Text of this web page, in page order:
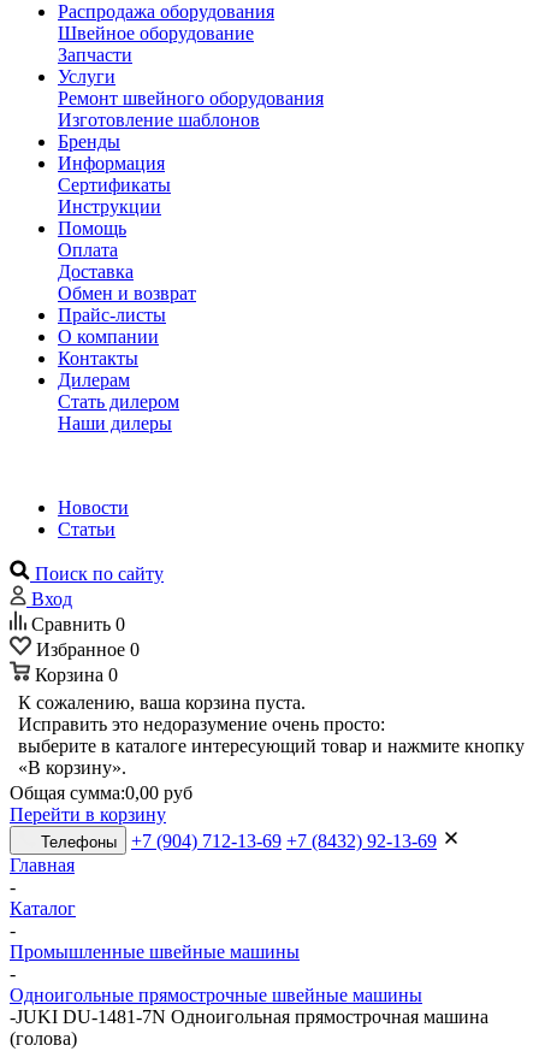
Распродажа оборудования
Швейное оборудование
Запчасти
Услуги
Ремонт швейного оборудования
Изготовление шаблонов
Бренды
Информация
Сертификаты
Инструкции
Помощь
Оплата
Доставка
Обмен и возврат
Прайс-листы
О компании
Контакты
Дилерам
Стать дилером
Наши дилеры
Новости
Статьи
Поиск по сайту
Вход
Сравнить 0
Избранное 0
Корзина 0
К сожалению, ваша корзина пуста.
Исправить это недоразумение очень просто:
выберите в каталоге интересующий товар и нажмите кнопку
«В корзину».
Общая сумма:0,00 руб
Перейти в корзину
Телефоны +7 (904) 712-13-69 +7 (8432) 92-13-69
Главная
-
Каталог
-
Промышленные швейные машины
-
Одноигольные прямострочные швейные машины
-JUKI DU-1481-7N Одноигольная прямострочная машина
(голова)